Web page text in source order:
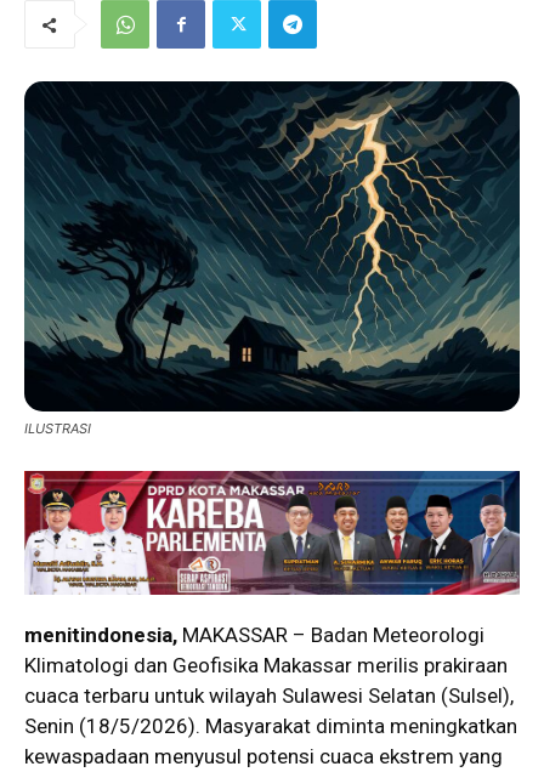
ILUSTRASI
menitindonesia, MAKASSAR – Badan Meteorologi
Klimatologi dan Geofisika Makassar merilis prakiraan
cuaca terbaru untuk wilayah Sulawesi Selatan (Sulsel),
Senin (18/5/2026). Masyarakat diminta meningkatkan
kewaspadaan menyusul potensi cuaca ekstrem yang